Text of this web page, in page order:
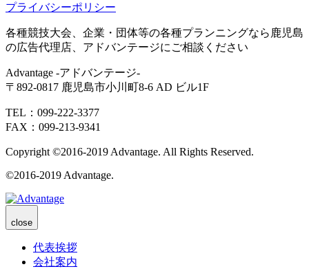
プライバシーポリシー
各種競技大会、企業・団体等の各種プランニングなら鹿児島
の広告代理店、アドバンテージにご相談ください
Advantage -アドバンテージ-
〒892-0817 鹿児島市小川町8-6 AD ビル1F
TEL：099-222-3377
FAX：099-213-9341
Copyright ©2016-2019 Advantage. All Rights Reserved.
©2016-2019 Advantage.
close
代表挨拶
会社案内